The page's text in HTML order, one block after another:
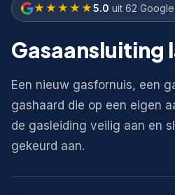
★★★★★5.0 uit 62
Gasaansluiting
Een nieuw gasfornuis, een
gashaard die op een eigen
de gasleiding veilig aan en
gekeurd aan.